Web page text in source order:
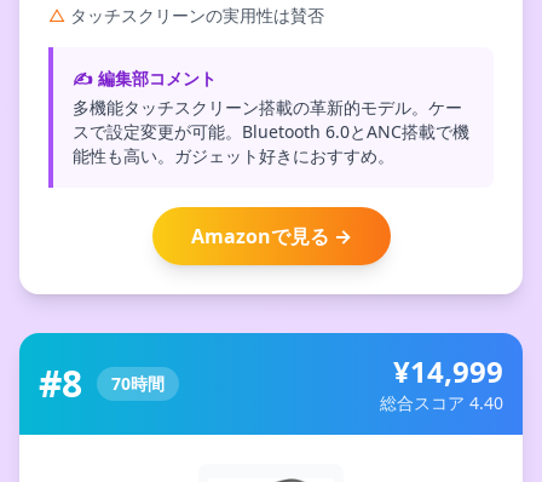
△ タッチスクリーンの実用性は賛否
✍️ 編集部コメント
多機能タッチスクリーン搭載の革新的モデル。ケー
スで設定変更が可能。Bluetooth 6.0とANC搭載で機
能性も高い。ガジェット好きにおすすめ。
Amazonで見る →
#8 70時間 ¥14,999
総合スコア 4.40